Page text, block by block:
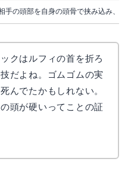
手の頭部を自身の頭骨で挟み込み、
クはルフィの首を折ろ
だよね。ゴムゴムの実
んでたかもしれない。
頭が硬いってことの証